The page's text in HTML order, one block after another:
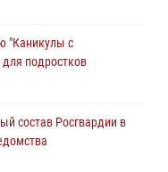
"Каникулы с
подростков
состав Росгвардии в